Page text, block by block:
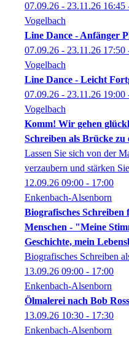
07.09.26 - 23.11.26 16:45
Vogelbach
Line Dance - Anfänger
07.09.26 - 23.11.26 17:50
Vogelbach
Line Dance - Leicht
07.09.26 - 23.11.26 19:00
Vogelbach
Komm! Wir gehen
Schreiben als Brücke
Lassen Sie sich von der
verzaubern und stärken
12.09.26 09:00 - 17:00
Enkenbach-Alsenborn
Biografisches
Menschen - "Meine
Geschichte, mein
Biografisches Schreiben
13.09.26 09:00 - 17:00
Enkenbach-Alsenborn
Ölmalerei nach Bob
13.09.26 10:30 - 17:30
Enkenbach-Alsenborn